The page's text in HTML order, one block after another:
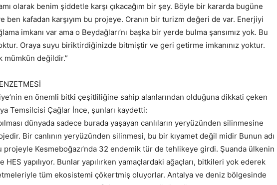
olarak benim şiddetle karşı çıkacağım bir şey. Böyle bir kararda bugüne
ben kafadan karşıyım bu projeye. Oranın bir turizm değeri de var. Enerjiyi
imkanı var ama o Beydağları’nı başka bir yerde bulma şansımız yok. Bu
Oraya suyu biriktirdiğinizde bitmiştir ve geri getirme imkanınız yoktur.
mümkün değildir.”
en önemli bitki çeşitliliğine sahip alanlarından olduğuna dikkati çeken
Temsilcisi Çağlar İnce, şunları kaydetti:
dünyada sadece burada yaşayan canlıların yeryüzünden silinmesine
Bir canlının yeryüzünden silinmesi, bu bir kıyamet değil midir Bunun adı
projeyle Kesmeboğazı’nda 32 endemik tür de tehlikeye girdi. Şuanda ülkenin
yapılıyor. Bunlar yapılırken yamaçlardaki ağaçları, bitkileri yok ederek
tüm ekosistemi çökertmiş oluyorlar. Antalya ve deniz bölgesinde